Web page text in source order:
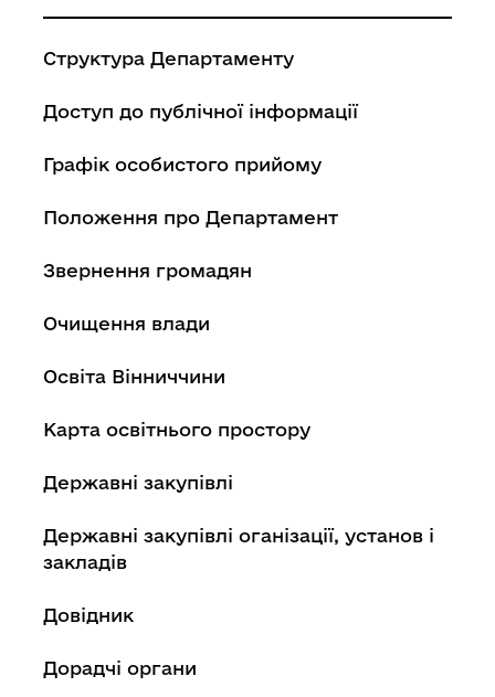
Структура Департаменту
Доступ до публічної інформації
Графік особистого прийому
Положення про Департамент
Звернення громадян
Очищення влади
Освіта Вінниччини
Карта освітнього простору
Державні закупівлі
Державні закупівлі оганізації, установ і
закладів
Довідник
Дорадчі органи